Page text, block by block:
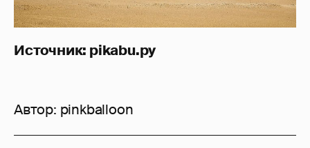
Источник: pikabu.ру
Автор: pinkballoon